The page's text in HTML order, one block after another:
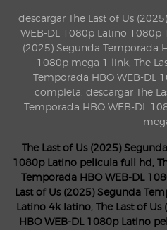
descargar The Last of Us
WEB-DL 1080p Latino 1080p
(2025) Segunda Temporada
1080p mega 1 link, The
Temporada HBO WEB-DL
completa, descargar The
Temporada HBO WEB-DL
The Last of Us (2025)
1080p Latino pelicula full hd,
Temporada HBO WEB-DL
Last of Us (2025) Segunda
Latino 4k latino, The Last of
HBO WEB-DL 1080p Latino